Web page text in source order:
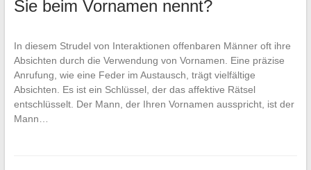
Sie beim Vornamen nennt?
In diesem Strudel von Interaktionen offenbaren Männer oft ihre
Absichten durch die Verwendung von Vornamen. Eine präzise
Anrufung, wie eine Feder im Austausch, trägt vielfältige
Absichten. Es ist ein Schlüssel, der das affektive Rätsel
entschlüsselt. Der Mann, der Ihren Vornamen ausspricht, ist der
Mann…